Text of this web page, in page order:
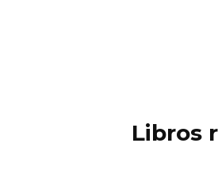
Libros